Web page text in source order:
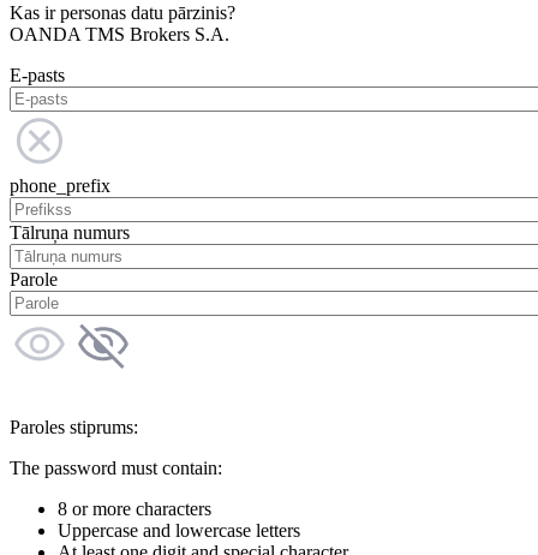
Kas ir personas datu pārzinis?
OANDA TMS Brokers S.A.
E-pasts
phone_prefix
Tālruņa numurs
Parole
Paroles stiprums:
The password must contain:
8 or more characters
Uppercase and lowercase letters